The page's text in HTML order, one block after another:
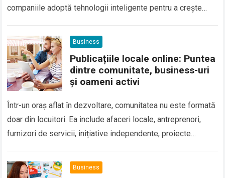
companiile adoptă tehnologii inteligente pentru a crește
Business
Publicațiile locale online: Puntea
dintre comunitate, business-uri
și oameni activi
Într-un oraș aflat în dezvoltare, comunitatea nu este formată
doar din locuitori. Ea include afaceri locale, antreprenori,
furnizori de servicii, inițiative independente, proiecte
Business